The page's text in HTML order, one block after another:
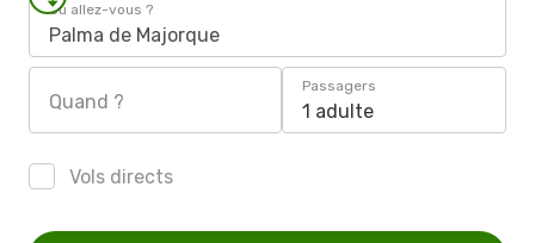
Où allez-vous ?
Palma de Majorque
Quand ?
Passagers
1 adulte
Vols directs